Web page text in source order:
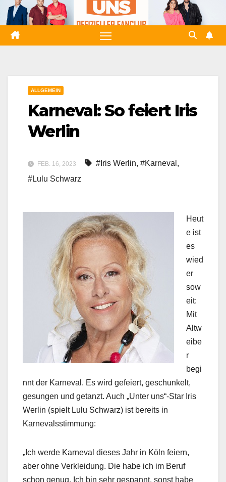
Zum
Inhalt
springen
ALLGEMEIN
Karneval: So feiert Iris
Werlin
FEB. 16, 2023 #Iris Werlin, #Karneval ,
#Lulu Schwarz
Heut
e ist
es
wied
er
sow
eit:
Mit
Altw
eibe
r
begi
nnt der Karneval. Es wird gefeiert, geschunkelt,
gesungen und getanzt. Auch „Unter uns“-Star Iris
Werlin (spielt Lulu Schwarz) ist bereits in
Karnevalsstimmung:
„Ich werde Karneval dieses Jahr in Köln feiern,
aber ohne Verkleidung. Die habe ich im Beruf
schon genug. Ich bin sehr gespannt, sonst habe